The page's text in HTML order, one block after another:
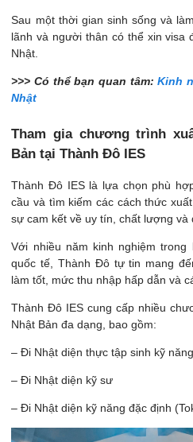
Sau một thời gian sinh sống và
lãnh và người thân có thể xin visa
Nhật.
>>> Có thể bạn quan tâm:Kinh
Nhật
Tham gia chương trình
Bản tại Thành Đô IES
Thành Đô IES là lựa chọn phù
cầu và tìm kiếm các cách thức
sự cam kết về uy tín, chất lượng và
Với nhiều năm kinh nghiệm
quốc tế, Thành Đô tự tin mang
làm tốt, mức thu nhập hấp dẫn và
Thành Đô IES cung cấp nhiều
Nhật Bản đa dạng, bao gồm:
– Đi Nhật diện thực tập sinh kỹ năng
– Đi Nhật diện kỹ sư
– Đi Nhật diện kỹ năng đặc định